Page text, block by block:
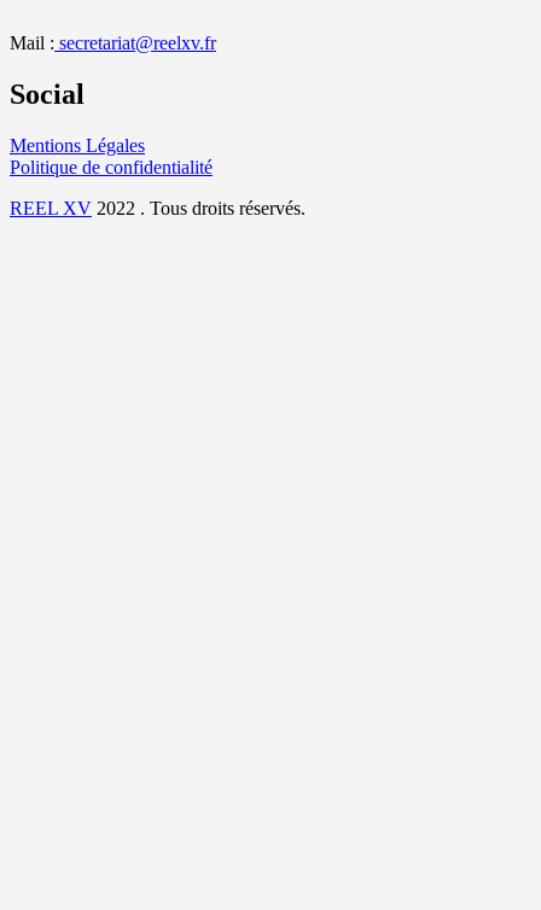
Mail : secretariat@reelxv.fr
Social
Mentions Légales
Politique de confidentialité
REEL XV 2022 . Tous droits réservés.